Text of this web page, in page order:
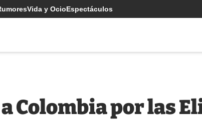
Vida y OcioEspectáculos
Colombia por las